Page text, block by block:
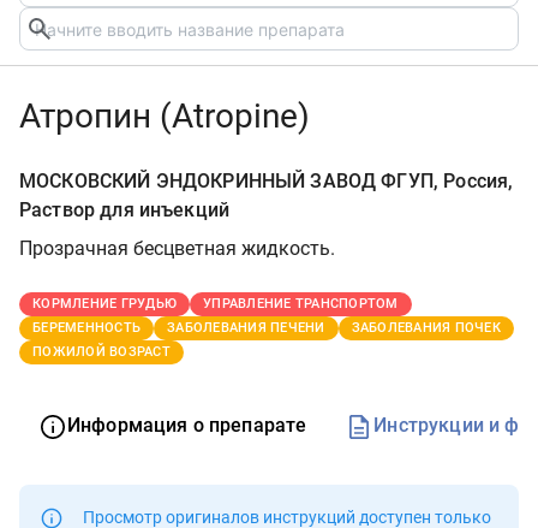
Атропин (Atropine)
МОСКОВСКИЙ ЭНДОКРИННЫЙ ЗАВОД ФГУП, Россия,
Раствор для инъекций
Прозрачная бесцветная жидкость.
КОРМЛЕНИЕ ГРУДЬЮ
УПРАВЛЕНИЕ ТРАНСПОРТОМ
БЕРЕМЕННОСТЬ
ЗАБОЛЕВАНИЯ ПЕЧЕНИ
ЗАБОЛЕВАНИЯ ПОЧЕК
ПОЖИЛОЙ ВОЗРАСТ
Информация о препарате Инструкции и
Просмотр оригиналов инструкций доступен только